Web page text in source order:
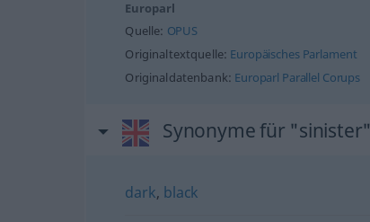
Europarl
Quelle: OPUS
Originaltextquelle: Europäisches Parlament
Originaldatenbank: Europarl Parallel Corups
Synonyme für "sinister"
dark, black